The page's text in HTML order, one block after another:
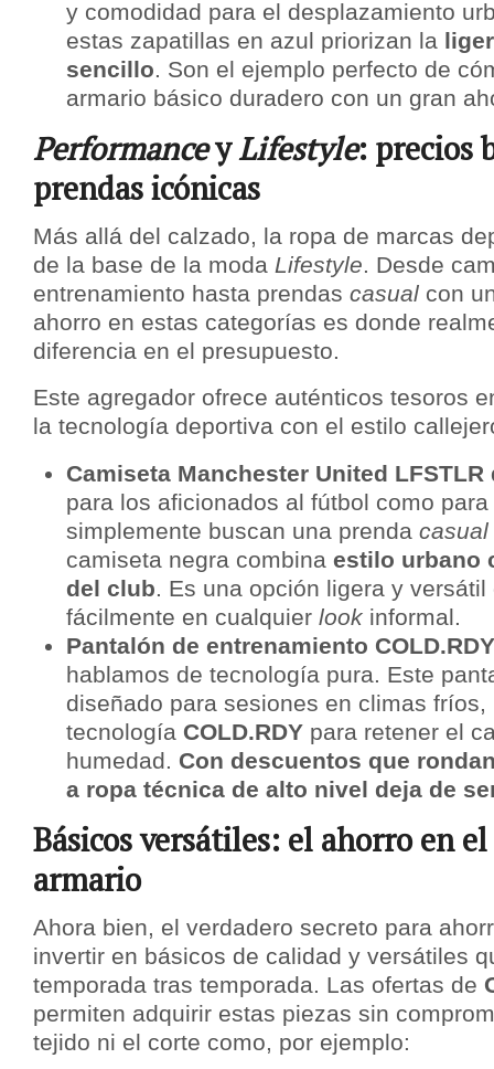
y comodidad para el desplazamiento
estas zapatillas en azul priorizan la
sencillo. Son el ejemplo perfecto de
armario básico duradero con un gran
PerformanceyLifestyle: precios
prendas icónicas
Más allá del calzado, la ropa de marcas
de la base de la moda Lifestyle. Desde
entrenamiento hasta prendas casual con
ahorro en estas categorías es donde
diferencia en el presupuesto.
Este agregador ofrece auténticos tesoros
la tecnología deportiva con el estilo
Camiseta Manchester United LFSTLR
para los aficionados al fútbol como
simplemente buscan una prenda casual
camiseta negra combina estilo urbano
del club. Es una opción ligera y
fácilmente en cualquier look informal.
Pantalón de entrenamiento
hablamos de tecnología pura. Este
diseñado para sesiones en climas
tecnología COLD.RDY para retener el
humedad. Con descuentos que
a ropa técnica de alto nivel deja de
Básicos versátiles: el ahorro en
armario
Ahora bien, el verdadero secreto para
invertir en básicos de calidad y versátiles
temporada tras temporada. Las ofertas de
permiten adquirir estas piezas sin
tejido ni el corte como, por ejemplo: